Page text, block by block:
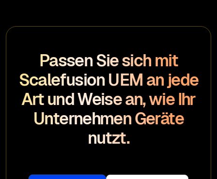
Passen Sie sich mit
Scalefusion UEM an jede
Art und Weise an, wie Ihr
Unternehmen Geräte
nutzt.